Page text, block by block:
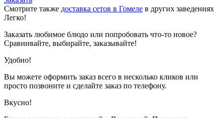
Смотрите также доставка сетов в Гомеле в других заведениях
Легко!
Заказать любимое блюдо или попробовать что-то новое?
Сравнивайте, выбирайте, заказывайте!
Удобно!
Вы можете оформить заказ всего в несколько кликов или
просто позвоните и сделайте заказ по телефону.
Вкусно!